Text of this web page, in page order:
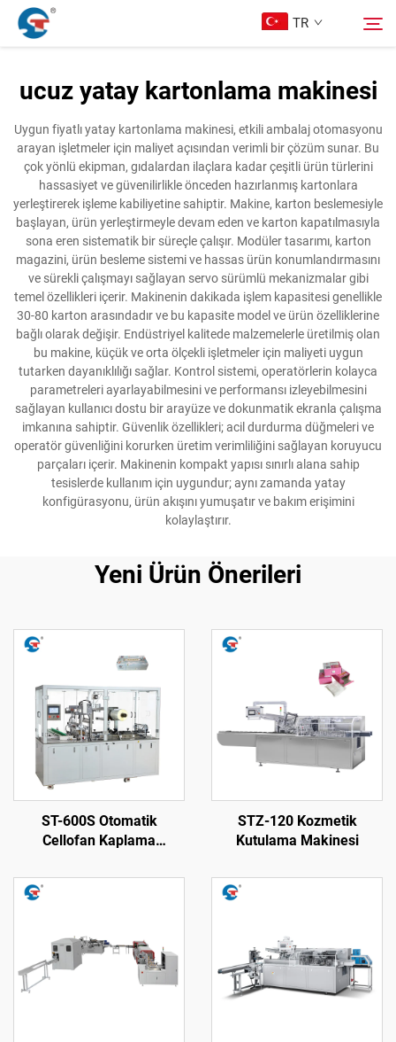
TR
Hakkımızda
Ürünler
Tasarım Örnekleri
Hizmet
Haberler
Bize Ulaşın
Arama
ucuz yatay kartonlama makinesi
Uygun fiyatlı yatay kartonlama makinesi, etkili ambalaj otomasyonu
arayan işletmeler için maliyet açısından verimli bir çözüm sunar. Bu
çok yönlü ekipman, gıdalardan ilaçlara kadar çeşitli ürün türlerini
hassasiyet ve güvenilirlikle önceden hazırlanmış kartonlara
yerleştirerek işleme kabiliyetine sahiptir. Makine, karton beslemesiyle
başlayan, ürün yerleştirmeyle devam eden ve karton kapatılmasıyla
sona eren sistematik bir süreçle çalışır. Modüler tasarımı, karton
magazini, ürün besleme sistemi ve hassas ürün konumlandırmasını
ve sürekli çalışmayı sağlayan servo sürümlü mekanizmalar gibi
temel özellikleri içerir. Makinenin dakikada işlem kapasitesi genellikle
30-80 karton arasındadır ve bu kapasite model ve ürün özelliklerine
bağlı olarak değişir. Endüstriyel kalitede malzemelerle üretilmiş olan
bu makine, küçük ve orta ölçekli işletmeler için maliyeti uygun
tutarken dayanıklılığı sağlar. Kontrol sistemi, operatörlerin kolayca
parametreleri ayarlayabilmesini ve performansı izleyebilmesini
sağlayan kullanıcı dostu bir arayüze ve dokunmatik ekranla çalışma
imkanına sahiptir. Güvenlik özellikleri; acil durdurma düğmeleri ve
operatör güvenliğini korurken üretim verimliliğini sağlayan koruyucu
parçaları içerir. Makinenin kompakt yapısı sınırlı alana sahip
tesislerde kullanım için uygundur; aynı zamanda yatay
konfigürasyonu, ürün akışını yumuşatır ve bakım erişimini
kolaylaştırır.
Yeni Ürün Önerileri
ST-600S Otomatik
Cellofan Kaplama
STZ-120 Kozmetik
Kutulama Makinesi